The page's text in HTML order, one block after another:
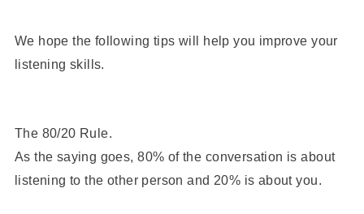
We hope the following tips will help you improve your
listening skills.
The 80/20 Rule.
As the saying goes, 80% of the conversation is about
listening to the other person and 20% is about you.